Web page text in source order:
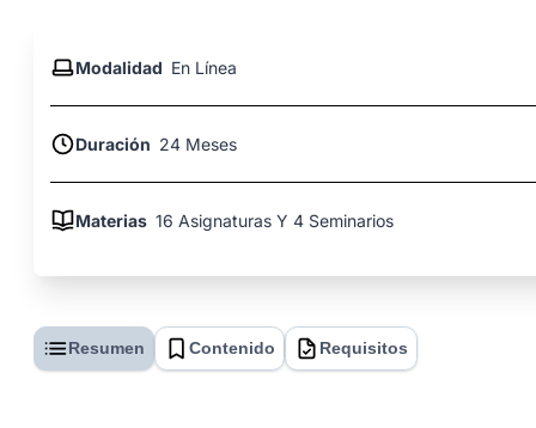
Modalidad En Línea
Duración 24 Meses
Materias 16 Asignaturas Y 4 Seminarios
Resumen Contenido Requisitos